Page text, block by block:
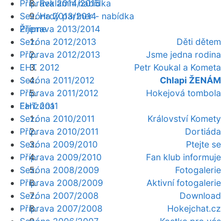
Reklamní nabídka
Hrdý partner - nabídka
Žijeme
Děti dětem
Jsme jedna rodina
Petr Koukal a Kometa
Chlapi ŽENÁM
Hokejová tombola
Fanzóna
Království Komety
Dortiáda
Ptejte se
Fan klub informuje
Fotogalerie
Aktivní fotogalerie
Download
Hokejchat.cz
Příprava 2014/2015
Sezóna 2013/2014
Příprava 2013/2014
Sezóna 2012/2013
Příprava 2012/2013
EHT 2012
Sezóna 2011/2012
Příprava 2011/2012
EHT 2011
Sezóna 2010/2011
Příprava 2010/2011
Sezóna 2009/2010
Příprava 2009/2010
Sezóna 2008/2009
Příprava 2008/2009
Sezóna 2007/2008
Příprava 2007/2008